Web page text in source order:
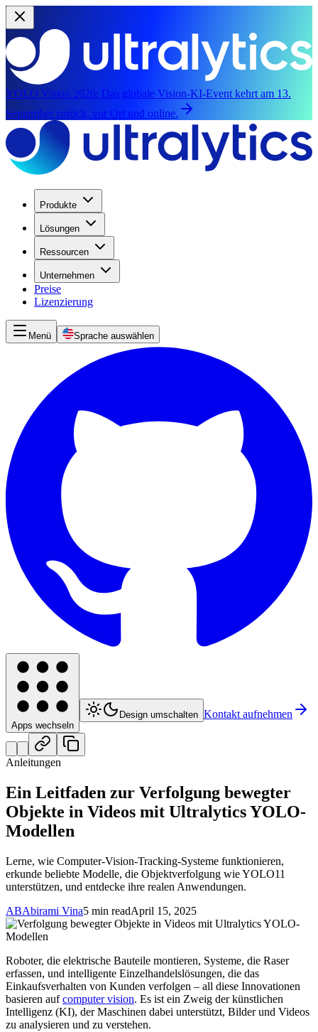
YOLO Vision 2026: Das globale Vision-KI-Event kehrt am 13.
September zurück, vor Ort und online.
Produkte
Lösungen
Ressourcen
Unternehmen
Preise
Lizenzierung
Menü Sprache auswählen
Apps wechseln
Design umschalten Kontakt aufnehmen
Anleitungen
Ein Leitfaden zur Verfolgung bewegter
Objekte in Videos mit Ultralytics YOLO-
Modellen
Lerne, wie Computer-Vision-Tracking-Systeme funktionieren,
erkunde beliebte Modelle, die Objektverfolgung wie YOLO11
unterstützen, und entdecke ihre realen Anwendungen.
ABAbirami Vina5 min readApril 15, 2025
Roboter, die elektrische Bauteile montieren, Systeme, die Raser
erfassen, und intelligente Einzelhandelslösungen, die das
Einkaufsverhalten von Kunden verfolgen – all diese Innovationen
basieren aufcomputer vision. Es ist ein Zweig der künstlichen
Intelligenz (KI), der Maschinen dabei unterstützt, Bilder und Videos
zu analysieren und zu verstehen.